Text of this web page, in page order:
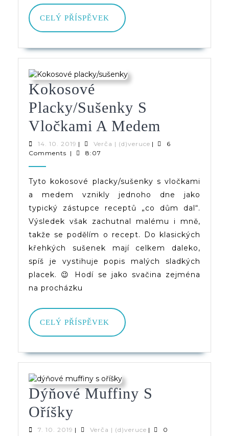
CELÝ PŘÍSPĚVEK
CELÝ
PŘÍSPĚVEK
Kokosové
Placky/sušenky S
Vločkami A Medem
Placky/
Vločkami
A
Medem
14. 10. 2019 14.
10.
| Verča | (d)veruceVerča
|
6
Comments | 8:07
Tyto kokosové placky/sušenky s vločkami
a medem vznikly jednoho dne jako
typický zástupce receptů „co dům dal“.
Výsledek však zachutnal malému i mně,
takže se podělím o recept. Do klasických
křehkých sušenek mají celkem daleko,
spíš je vystihuje popis malých sladkých
placek. 😉 Hodí se jako svačina zejména
na procházku
CELÝ PŘÍSPĚVEK
CELÝ
PŘÍSPĚVEK
Dýňové Muffiny S
Oříšky
Muffiny
7. 10. 2019 7.| Verča | (d)veruceVerča
|
0